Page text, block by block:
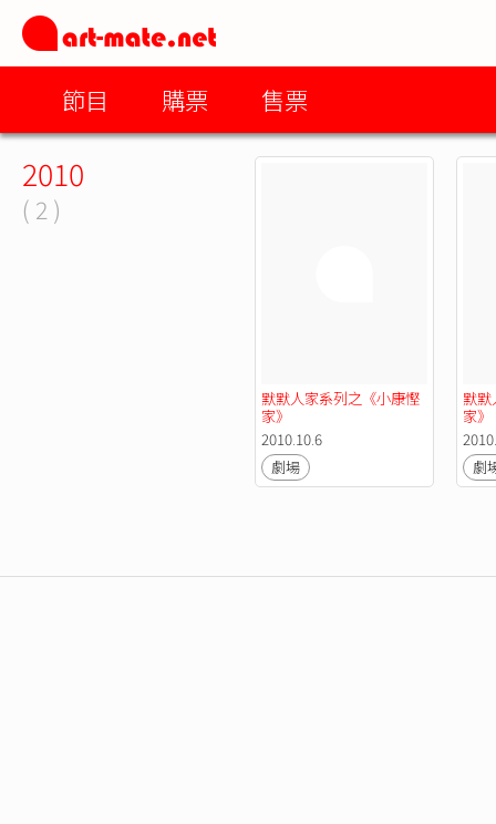
節目 購票 售票
2010
( 2 )
默默人家系列之《小康慳
家》
2010.10.6
劇場
默默
家》
劇